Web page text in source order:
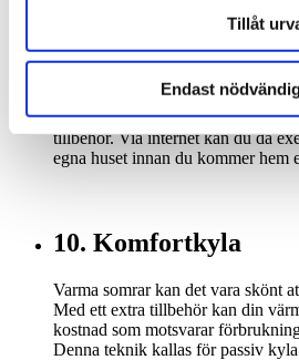
Tillåt
Endast
9. Distansstyrning
Vissa värmepumpar går att
tillbehör. Via internet kan du då
egna huset innan du kommer hem
10. Komfortkyla
Varma somrar kan det vara skönt
Med ett extra tillbehör kan din
kostnad som motsvarar
Denna teknik kallas för passiv